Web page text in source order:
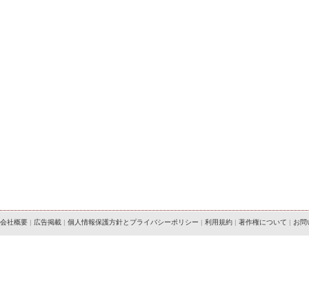
会社概要 | 広告掲載 | 個人情報保護方針とプライバシーポリシー | 利用規約 | 著作権について | お問